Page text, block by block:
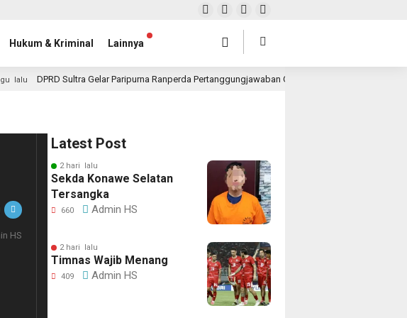
Hukum & Kriminal Lainnya
lalu DPRD Sultra Gelar Paripurna Ranperda Pertanggungjawaban Gubernur 2025, Realisasi
HS
Latest Post
2 hari lalu
Sekda Konawe Selatan
Tersangka
660 Admin HS
2 hari lalu
Timnas Wajib Menang
409 Admin HS